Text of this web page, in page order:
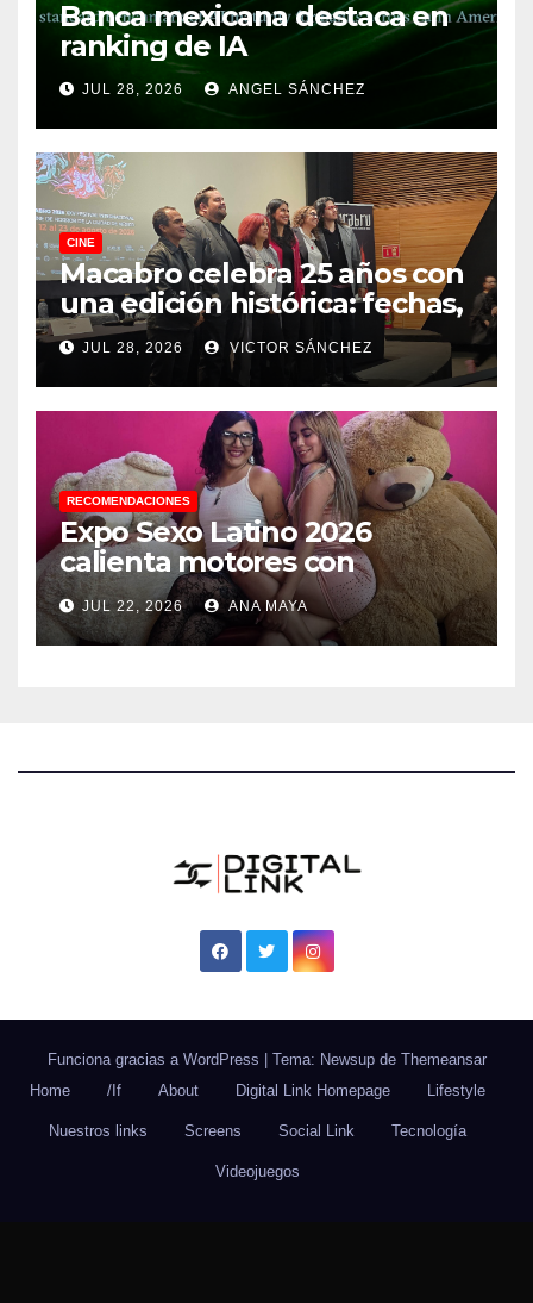
Banca mexicana destaca en
ranking de IA
JUL 28, 2026 ANGEL SÁNCHEZ
CINE
Macabro celebra 25 años con
una edición histórica: fechas,
sedes, invitados y todo lo que
debes saber
JUL 28, 2026 VICTOR SÁNCHEZ
RECOMENDACIONES
Expo Sexo Latino 2026
calienta motores con
conferencia de prensa y
anuncia actividades para
todos los gustos
JUL 22, 2026 ANA MAYA
Funciona gracias a WordPress Tema: Newsup de Themeansar
Home
/If About Digital Link Homepage Lifestyle
Nuestros links Screens Social Link Tecnología
Videojuegos